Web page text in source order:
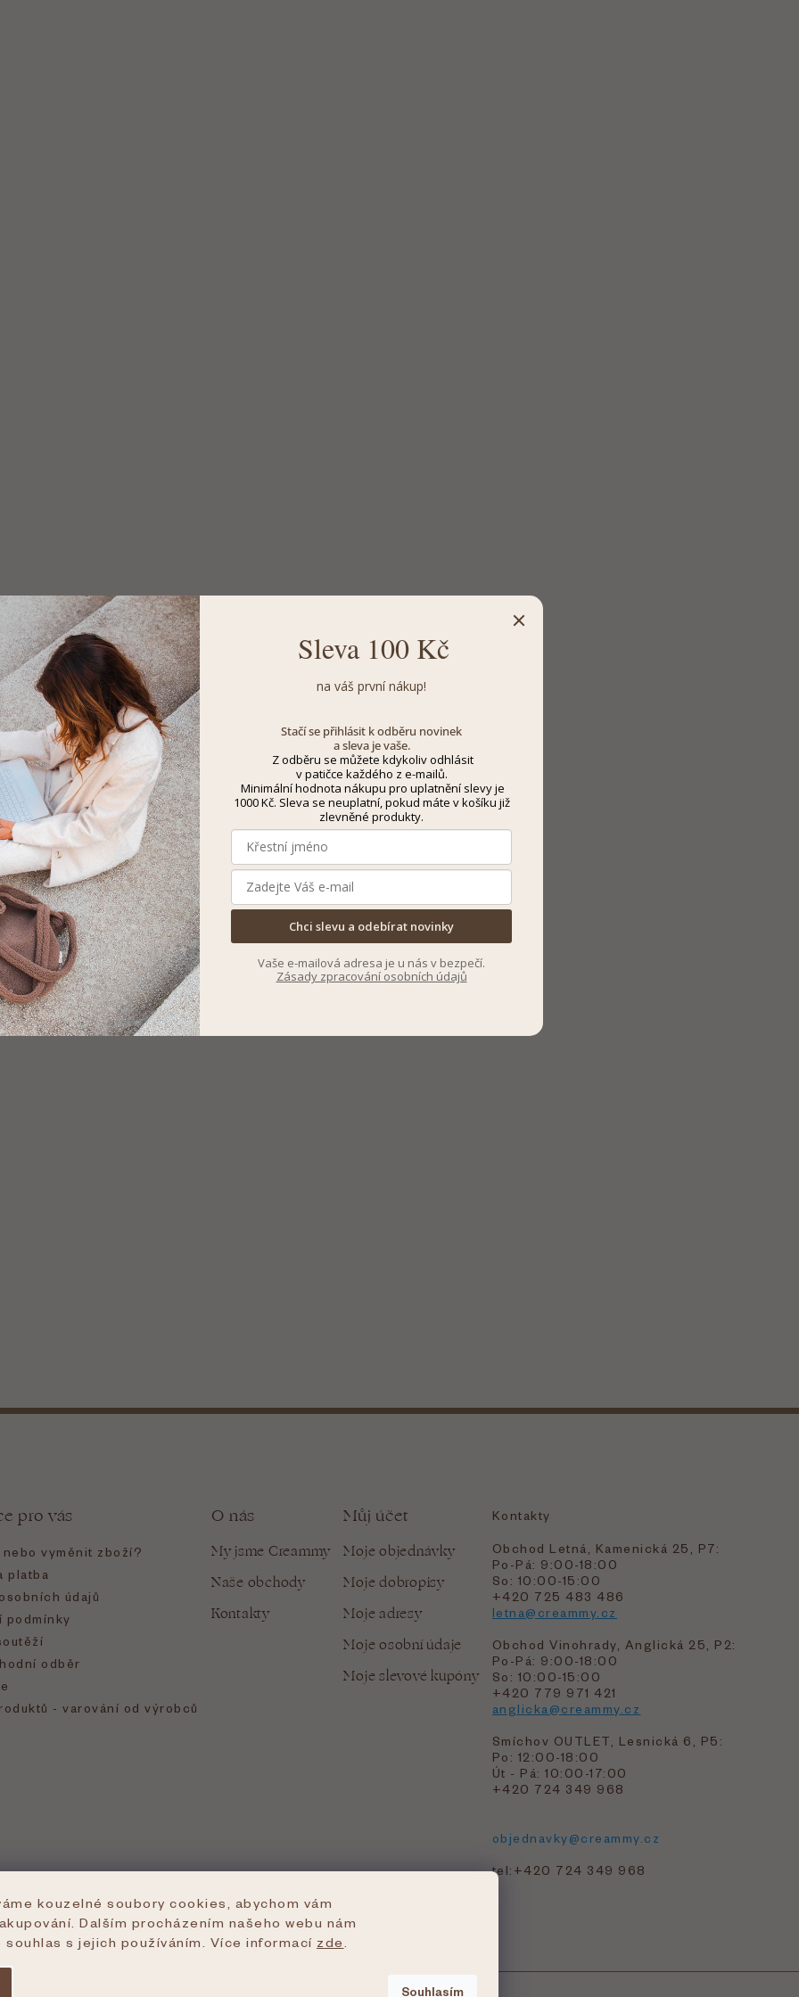
kouzelné soubory cookies, abychom vám
Dalším procházením našeho webu nám
souhlas s jejich používáním. Více informací zde
Souhlasím
pro vás
vyměnit zboží?
platba
údajů
podmínky
odběr
- varování od výrobců
O nás
My jsme Creammy
Naše obchody
Kontakty
Můj účet
Moje objednávky
Moje dobropisy
Moje adresy
Moje osobní údaje
Moje slevové kupóny
Kontakty
Obchod Letná, Kamenická 25, P7:
Po-Pá: 9:00-18:00
So: 10:00-15:00
+420 725 483 486
letna@creammy.cz
Obchod Vinohrady, Anglická 25, P2:
Po-Pá: 9:00-18:00
So: 10:00-15:00
+420 779 971 421
anglicka@creammy.cz
Smíchov OUTLET, Lesnická 6, P5:
Po: 12:00-18:00
Út - Pá: 10:00-17:00
+420 724 349 968
objednavky@creammy.cz
tel:+420 724 349 968
Sleva 100 Kč
na váš první nákup!
Stačí se přihlásit k odběru novinek
a sleva je vaše.
Z odběru se můžete kdykoliv odhlásit
v patičce každého z e-mailů.
Minimální hodnota nákupu pro uplatnění slevy je
1000 Kč. Sleva se neuplatní, pokud máte v košíku již
zlevněné produkty.
Chci slevu a odebírat novinky
Vaše e-mailová adresa je u nás v bezpečí.
Zásady zpracování osobních údajů